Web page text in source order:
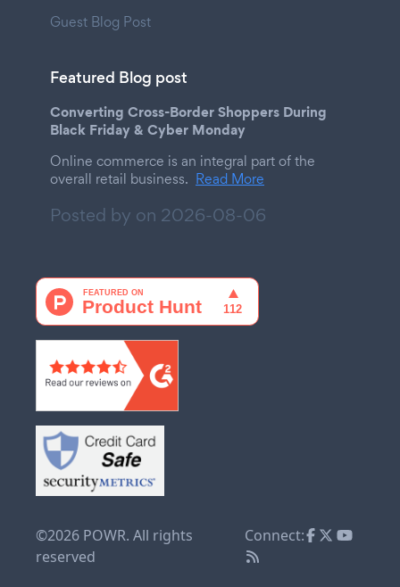
Guest Blog Post
Featured Blog post
Converting Cross-Border Shoppers During
Black Friday & Cyber Monday
Online commerce is an integral part of the
overall retail business. Read More
Posted by on 2026-08-06
©2026 POWR. All rights
reserved
Connect: